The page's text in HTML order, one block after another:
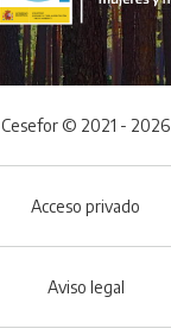
Cesefor © 2021 - 2026
Acceso privado
Aviso legal